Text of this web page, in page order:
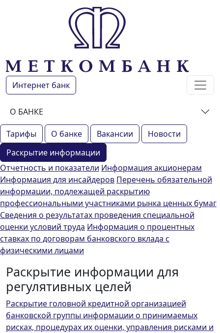
Интернет банк
О БАНКЕ
Тарифы О банке Вакансии
Новости
Раскрытие информации
Отчетность и показатели Информация акционерам
Информация для инсайдеров Перечень обязательной
информации, подлежащей раскрытию
профессиональными участниками рынка ценных бумаг
Сведения о результатах проведения специальной
оценки условий труда Информация о процентных
ставках по договорам банковского вклада с
физическими лицами
Раскрытие информации для
регулятивных целей
Раскрытие головной кредитной организацией
банковской группы информации о принимаемых
рисках, процедурах их оценки, управления рисками и